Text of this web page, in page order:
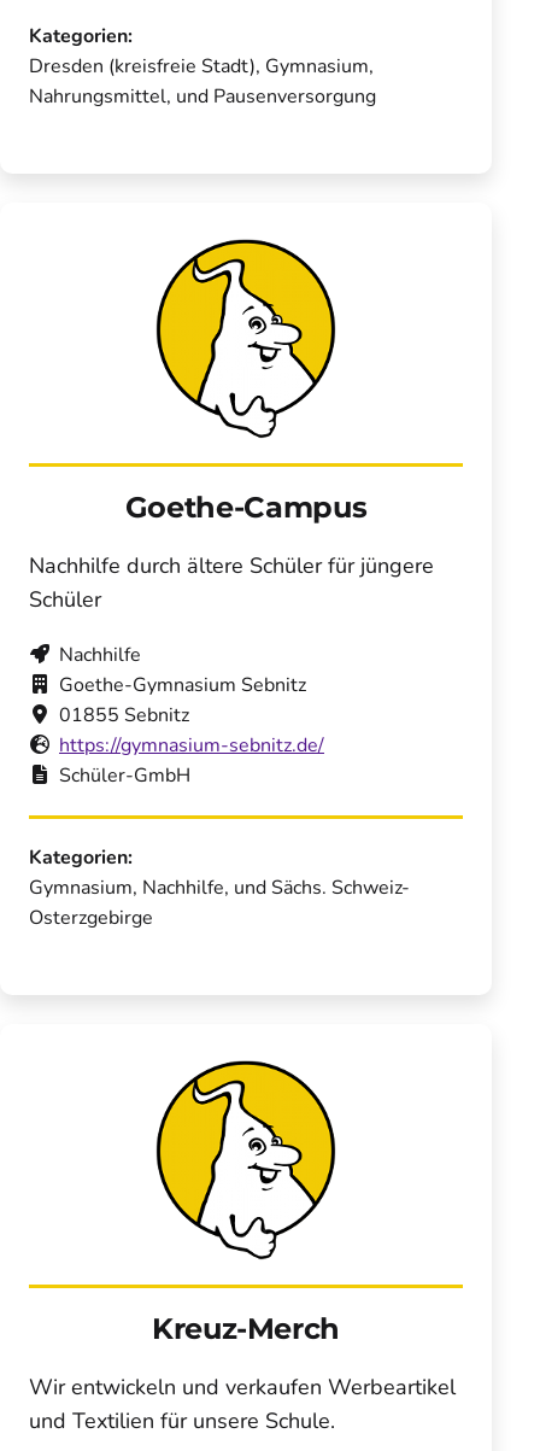
Kategorien:
Dresden (kreisfreie Stadt), Gymnasium,
Nahrungsmittel, und Pausenversorgung
Goethe-Campus
Nachhilfe durch ältere Schüler für jüngere
Schüler
Nachhilfe
Goethe-Gymnasium Sebnitz
01855 Sebnitz
https://gymnasium-sebnitz.de/
Schüler-GmbH
Kategorien:
Gymnasium, Nachhilfe, und Sächs. Schweiz-
Osterzgebirge
Kreuz-Merch
Wir entwickeln und verkaufen Werbeartikel
und Textilien für unsere Schule.